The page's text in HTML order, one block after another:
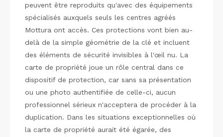
peuvent être reproduits qu'avec des équipements
spécialisés auxquels seuls les centres agréés
Mottura ont accès. Ces protections vont bien au-
delà de la simple géométrie de la clé et incluent
des éléments de sécurité invisibles à l'œil nu. La
carte de propriété joue un rôle central dans ce
dispositif de protection, car sans sa présentation
ou une photo authentifiée de celle-ci, aucun
professionnel sérieux n'acceptera de procéder à la
duplication. Dans les situations exceptionnelles où
la carte de propriété aurait été égarée, des